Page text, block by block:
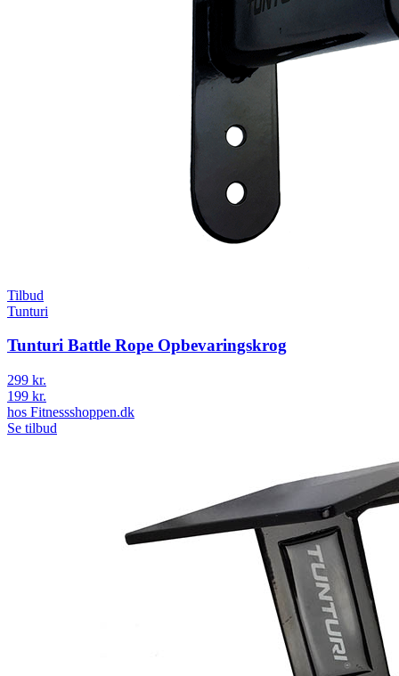
Tilbud
Tunturi
Tunturi Battle Rope Opbevaringskrog
299 kr.
199 kr.
hos Fitnessshoppen.dk
Se tilbud